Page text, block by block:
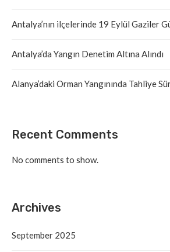
Antalya’nın ilçelerinde 19 Eylül Gaziler
Antalya’da Yangın Denetim Altına Alındı
Alanya’daki Orman Yangınında Tahliye
Recent Comments
No comments to show.
Archives
September 2025